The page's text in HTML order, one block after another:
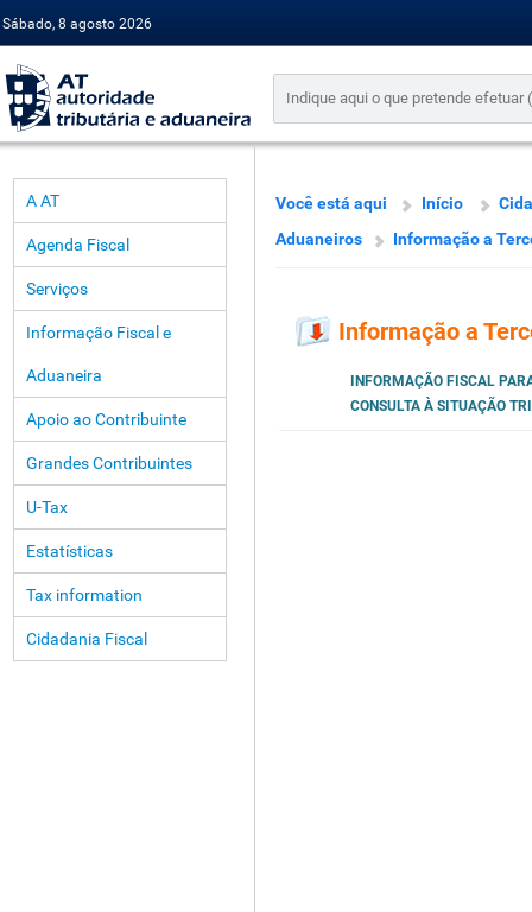
Sábado, 8 agosto 2026
A AT
Agenda Fiscal
Serviços
Informação Fiscal e
Aduaneira
Apoio ao Contribuinte
Grandes Contribuintes
U-Tax
Estatísticas
Tax information
Cidadania Fiscal
Você está aqui Início
Aduaneiros
Informação a
Informação a
INFORMAÇÃO FISCAL
CONSULTA À SITUAÇÃO